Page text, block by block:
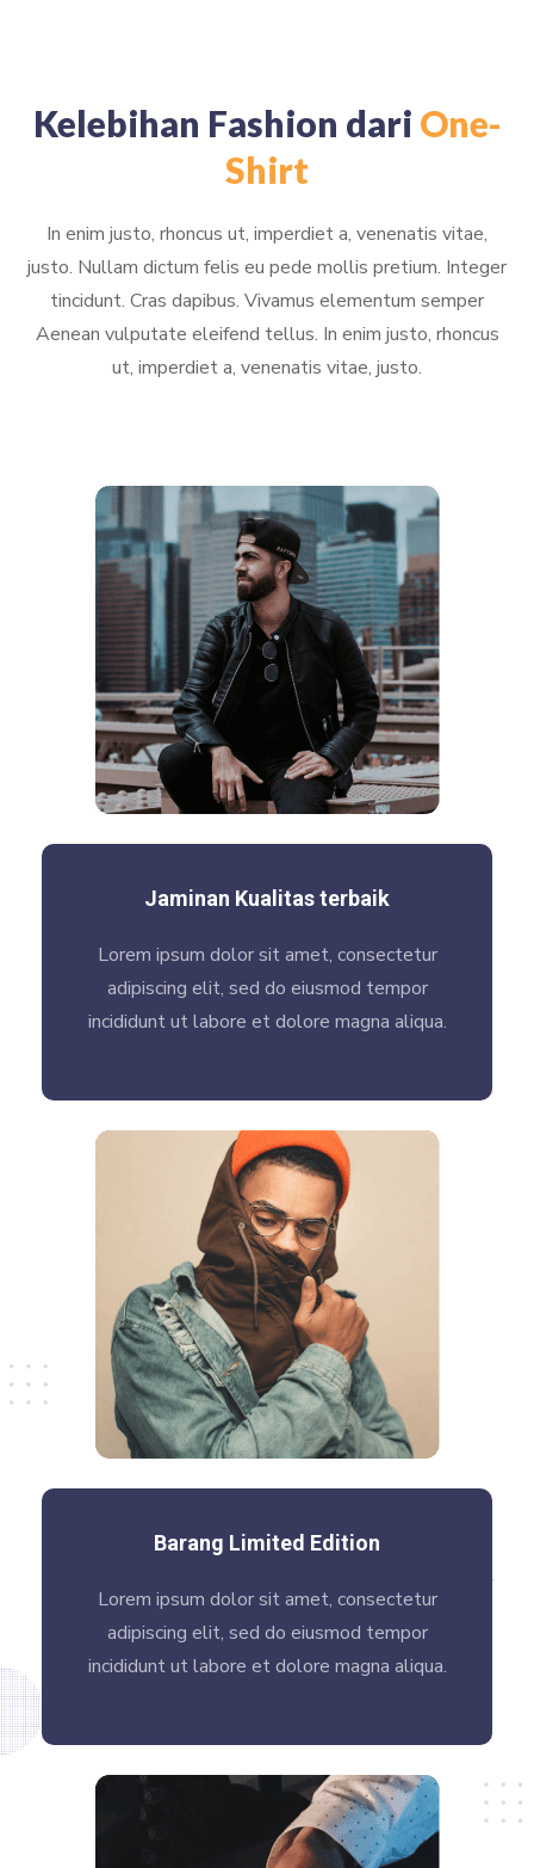
Kelebihan Fashion dari One-
Shirt
In enim justo, rhoncus ut, imperdiet a, venenatis vitae,
justo. Nullam dictum felis eu pede mollis pretium. Integer
tincidunt. Cras dapibus. Vivamus elementum semper
Aenean vulputate eleifend tellus. In enim justo, rhoncus
ut, imperdiet a, venenatis vitae, justo.
Jaminan Kualitas terbaik
Lorem ipsum dolor sit amet, consectetur
adipiscing elit, sed do eiusmod tempor
incididunt ut labore et dolore magna aliqua.
Barang Limited Edition
Lorem ipsum dolor sit amet, consectetur
adipiscing elit, sed do eiusmod tempor
incididunt ut labore et dolore magna aliqua.